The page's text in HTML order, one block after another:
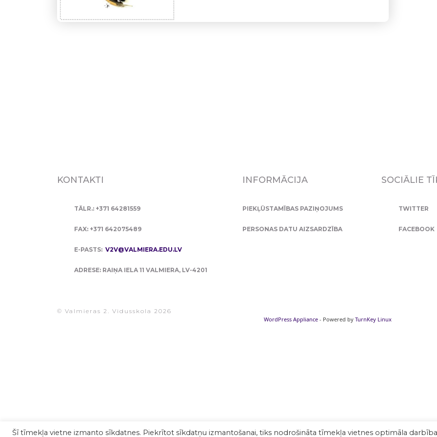
KONTAKTI
TĀLR.: +371 64281559
FAX: +371 642075489
E-PASTS: V2V@VALMIERA.EDU.LV
ADRESE: RAIŅA IELA 11 VALMIERA, LV-4201
INFORMĀCIJA
PIEKĻŪSTAMĪBAS PAZIŅOJUMS
PERSONAS DATU AIZSARDZĪBA
SOCIĀLIE
TWITTER
FACEBOOK
© Valmieras 2. Vidusskola 2026
Šī tīmekļa vietne izmanto sīkdatnes. Piekrītot sīkdatņu izmantošanai, tiks nodrošināta tīmekļa vietnes optimāla
WordPress Appliance - Powered by TurnKey Linux